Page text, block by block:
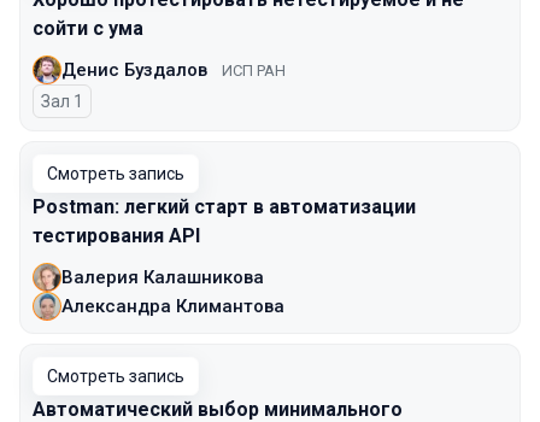
сойти с ума
Денис Буздалов ИСП РАН
Зал 1
Смотреть запись
Postman: легкий старт в автоматизации
тестирования API
Валерия Калашникова
Александра Климантова
Смотреть запись
Автоматический выбор минимального